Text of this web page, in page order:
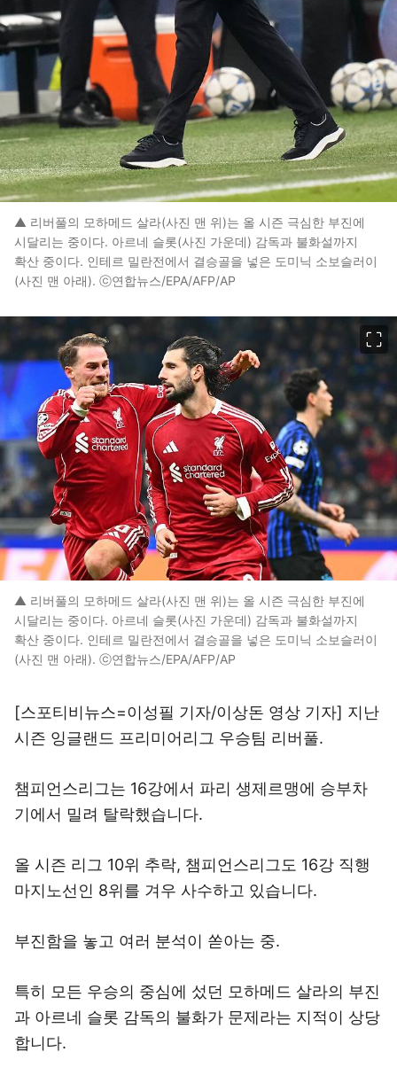
▲ 리버풀의 모하메드 살라(사진 맨 위)는 올 시즌 극심한 부진에
시달리는 중이다. 아르네 슬롯(사진 가운데) 감독과 불화설까지
확산 중이다. 인테르 밀란전에서 결승골을 넣은 도미닉 소보슬러이
(사진 맨 아래). ⓒ연합뉴스/EPA/AFP/AP
▲ 리버풀의 모하메드 살라(사진 맨 위)는 올 시즌 극심한 부진에
시달리는 중이다. 아르네 슬롯(사진 가운데) 감독과 불화설까지
확산 중이다. 인테르 밀란전에서 결승골을 넣은 도미닉 소보슬러이
(사진 맨 아래). ⓒ연합뉴스/EPA/AFP/AP
[스포티비뉴스=이성필 기자/이상돈 영상 기자] 지난
시즌 잉글랜드 프리미어리그 우승팀 리버풀.
챔피언스리그는 16강에서 파리 생제르맹에 승부차
기에서 밀려 탈락했습니다.
올 시즌 리그 10위 추락, 챔피언스리그도 16강 직행
마지노선인 8위를 겨우 사수하고 있습니다.
부진함을 놓고 여러 분석이 쏟아는 중.
특히 모든 우승의 중심에 섰던 모하메드 살라의 부진
과 아르네 슬롯 감독의 불화가 문제라는 지적이 상당
합니다.